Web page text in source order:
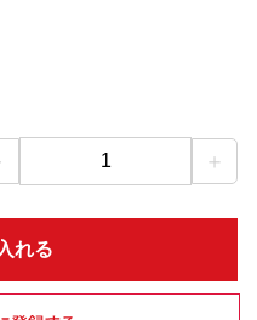
1 ＋
れる